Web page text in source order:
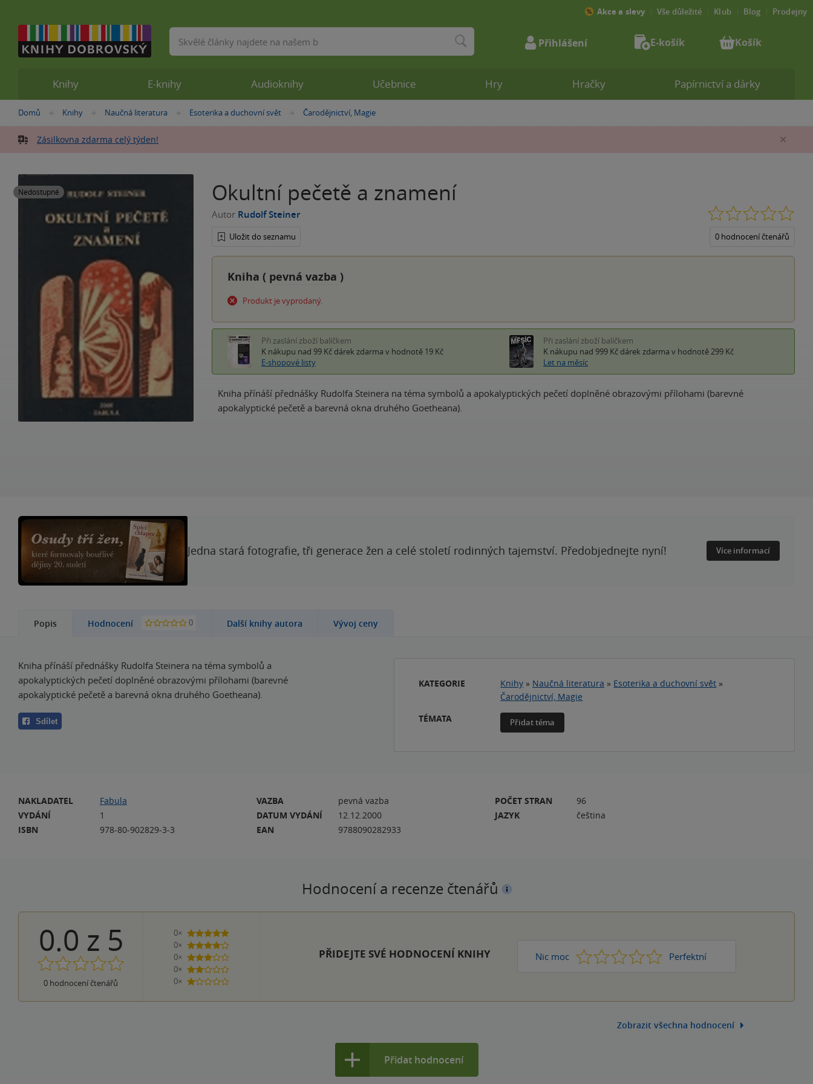
Nacházíte
zde:
Domů »
Knihy »
Naučná literatura »
Esoterika a duchovní svět »
Čarodějnictví, Magie
Zásilkovna zdarma celý týden!
Nedostupné Okultní pečetě a znamení
Autor Rudolf Steiner
Uložit do seznamu 0 hodnocení čtenářů
Kniha ( pevná vazba )
Produkt je vyprodaný.
Při zaslání zboží balíčkem
K nákupu nad 99 Kč dárek zdarma v hodnotě 19 Kč
E-shopové listy
Při zaslání zboží balíčkem
K nákupu nad 999 Kč dárek zdarma v hodnotě 299 Kč
Let na měsíc
Kniha přínáší přednášky Rudolfa Steinera na téma symbolů a apokalyptických pečetí doplněné obrazovými přílohami (barevné
apokalyptické pečetě a barevná okna druhého Goetheana).
Jedna stará fotografie, tři generace žen a celé století rodinných tajemství. Předobjednejte nyní! Více informací
Popis Hodnocení 0 Další knihy autora Vývoj ceny
Kniha přínáší přednášky Rudolfa Steinera na téma symbolů a
apokalyptických pečetí doplněné obrazovými přílohami (barevné
apokalyptické pečetě a barevná okna druhého Goetheana).
Sdílet
KATEGORIE Knihy » Naučná literatura » Esoterika a duchovní svět »
Čarodějnictví, Magie
TÉMATA
Přidat téma
NAKLADATEL
Fabula
VYDÁNÍ
1
ISBN
978-80-902829-3-3
VAZBA
pevná vazba
DATUM VYDÁNÍ
12.12.2000
EAN
9788090282933
POČET STRAN
96
JAZYK
čeština
Hodnocení a recenze čtenářů
0.0 z 5
0 hodnocení čtenářů
0×
5 hvězdiček
0×
4 hvězdičky
0×
3 hvězdičky
0×
2 hvězdičky
0×
1 hvezdička
PŘIDEJTE SVÉ HODNOCENÍ KNIHY Nic moc 1 2 3 4 Perfektní
5
Zobrazit všechna hodnocení
Přidat hodnocení
Knihy E-knihy Audioknihy Učebnice Hry Hračky Papírnictví a dárky
Akce a slevy Vše důležité Klub Blog Prodejny
Vyhledávání Přihlášení E-košík Košík